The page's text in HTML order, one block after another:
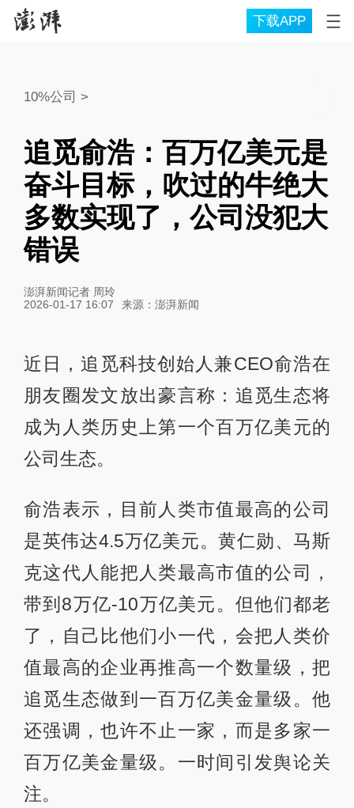
下载APP
10%公司 >
追觅俞浩：百万亿美元是
奋斗目标，吹过的牛绝大
多数实现了，公司没犯大
错误
澎湃新闻记者 周玲
2026-01-17 16:07
来源： 澎湃新闻
近日，追觅科技创始人兼CEO俞浩在
朋友圈发文放出豪言称：追觅生态将
成为人类历史上第一个百万亿美元的
公司生态。
俞浩表示，目前人类市值最高的公司
是英伟达4.5万亿美元。黄仁勋、马斯
克这代人能把人类最高市值的公司，
带到8万亿-10万亿美元。但他们都老
了，自己比他们小一代，会把人类价
值最高的企业再推高一个数量级，把
追觅生态做到一百万亿美金量级。他
还强调，也许不止一家，而是多家一
百万亿美金量级。一时间引发舆论关
注。